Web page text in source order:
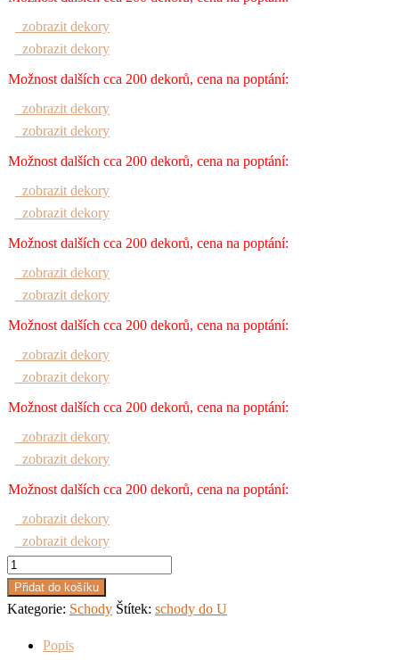
zobrazit dekory
zobrazit dekory
Možnost dalších cca 200 dekorů, cena na poptání:
zobrazit dekory
zobrazit dekory
Možnost dalších cca 200 dekorů, cena na poptání:
zobrazit dekory
zobrazit dekory
Možnost dalších cca 200 dekorů, cena na poptání:
zobrazit dekory
zobrazit dekory
Možnost dalších cca 200 dekorů, cena na poptání:
zobrazit dekory
zobrazit dekory
Možnost dalších cca 200 dekorů, cena na poptání:
zobrazit dekory
zobrazit dekory
Možnost dalších cca 200 dekorů, cena na poptání:
zobrazit dekory
zobrazit dekory
Bukové
schody
množství
Přidat do košíku
Kategorie: Schody Štítek: schody do U
Popis